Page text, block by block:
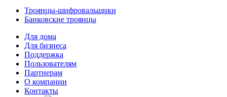
Троянцы-шифровальщики
Банковские троянцы
Для дома
Для бизнеса
Поддержка
Пользователям
Партнерам
О компании
Контакты